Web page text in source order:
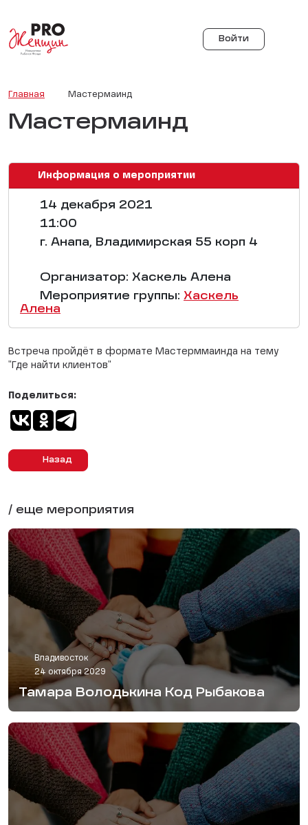
Войти
Главная Мастермаинд
Мастермаинд
Информация о мероприятии
14 декабря 2021
11:00
г. Анапа, Владимирская 55 корп 4
Организатор: Хаскель Алена
Мероприятие группы: Хаскель
Алена
Встреча пройдёт в формате Мастерммаинда на тему
"Где найти клиентов"
Назад
Поделиться:
/ еще мероприятия
Владивосток
24 октября 2029
Тамара Володькина Код Рыбакова